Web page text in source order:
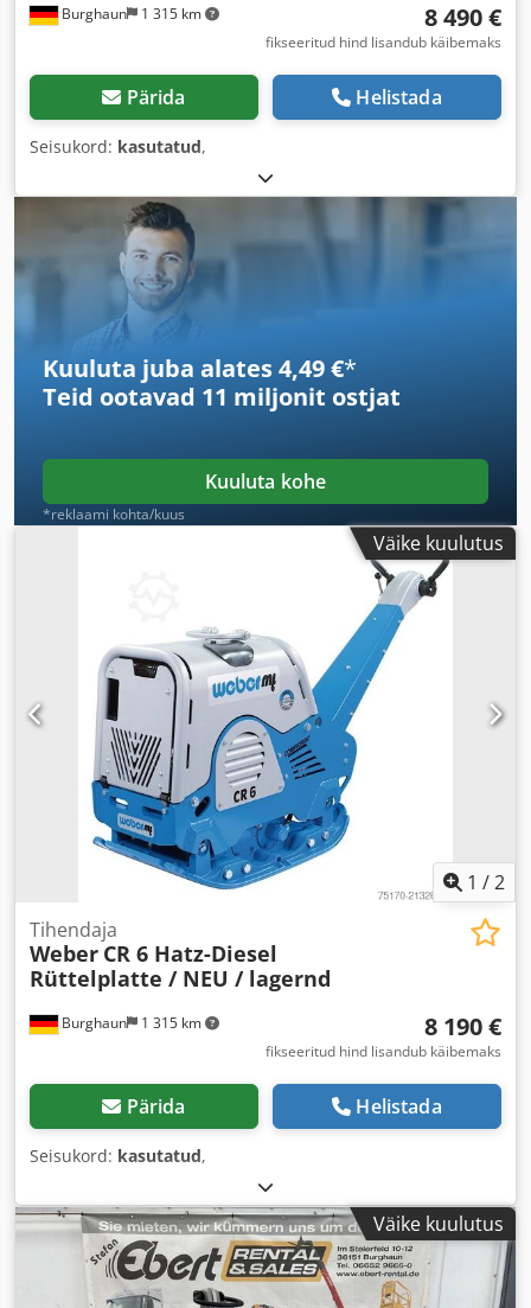
Burghaun 1 315 km 8 490 €
fikseeritud hind lisandub käibemaks
Pärida Helistada
Seisukord: kasutatud,
Kuuluta juba alates 4,49 €*
Teid ootavad 11 miljonit ostjat
Kuuluta kohe
*reklaami kohta/kuus
Väike kuulutus
1 /2
Burghaun 1 315 km
Tihendaja
Weber CR 6 Hatz-Diesel
Rüttelplatte / NEU / lagernd
8 190 €
fikseeritud hind lisandub käibemaks
Pärida Helistada
Seisukord: kasutatud,
Väike kuulutus